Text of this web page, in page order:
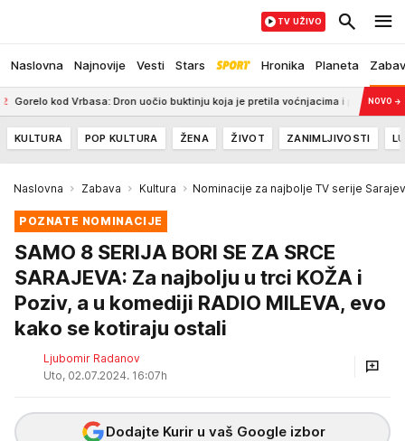
Naslovna Najnovije Vesti Stars Hronika Planeta
TV UŽIVO
Dron uočio buktinju koja je pretila voćnjacima i pčelinjacima, hitno NOVO →
KULTURA POP KULTURA ŽENA ŽIVOT ZANIMLJIVOSTI
Naslovna Zabava Kultura Nominacije za najbolje TV serije
POZNATE NOMINACIJE
SAMO 8 SERIJA BORI SE ZA SRCE
SARAJEVA: Za najbolju u trci KOŽA i
Poziv, a u komediji RADIO MILEVA, evo
kako se kotiraju ostali
Ljubomir Radanov
Uto, 02.07.2024. 16:07h
Dodajte Kurir u vaš Google izbor